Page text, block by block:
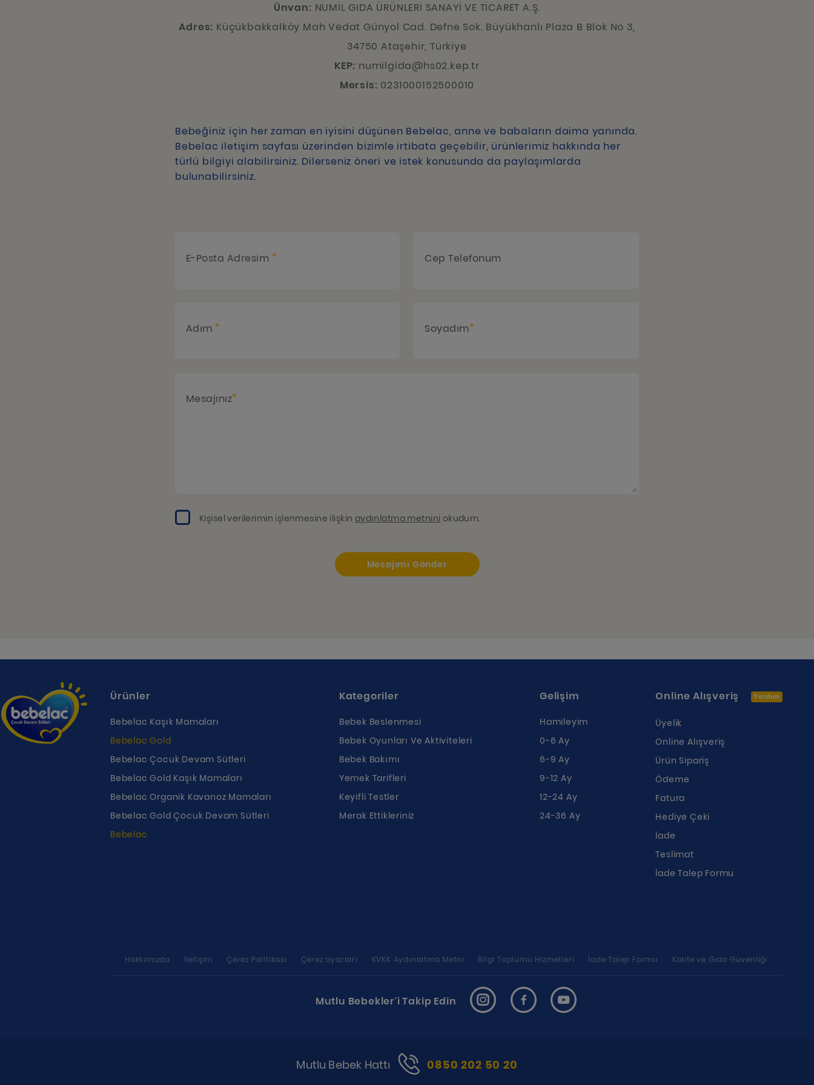
Ünvan: NUMİL GIDA ÜRÜNLERİ SANAYİ VE TİCARET A.Ş.
Adres: Küçükbakkalköy Mah Vedat Günyol Cad. Defne Sok. Büyükhanlı Plaza B Blok No 3,
34750 Ataşehir, Türkiye
KEP: numilgida@hs02.kep.tr
Mersis: 0231000152500010
Bebeğiniz için her zaman en iyisini düşünen Bebelac, anne ve babaların daima yanında.
Bebelac iletişim sayfası üzerinden bizimle irtibata geçebilir, ürünlerimiz hakkında her
türlü bilgiyi alabilirsiniz. Dilerseniz öneri ve istek konusunda da paylaşımlarda
bulunabilirsiniz.
E-Posta Adresim * Cep Telefonum
Adım * Soyadım*
Mesajınız*
Kişisel verilerimin işlenmesine ilişkin aydınlatma metnini okudum.
Mesajımı Gönder
Ürünler
Bebelac Kaşık Mamaları
Bebelac Gold
Bebelac Çocuk Devam Sütleri
Bebelac Gold Kaşık Mamaları
Bebelac Organik Kavanoz Mamaları
Bebelac Gold Çocuk Devam Sütleri
Bebelac
Kategoriler
Bebek Beslenmesi
Bebek Oyunları Ve Aktiviteleri
Bebek Bakımı
Yemek Tarifleri
Keyifli Testler
Merak Ettikleriniz
Gelişim
Hamileyim
0-6 Ay
6-9 Ay
9-12 Ay
12-24 Ay
24-36 Ay
Online Alışveriş Yardım
Üyelik
Online Alışveriş
Ürün Sipariş
Ödeme
Fatura
Hediye Çeki
İade
Teslimat
İade Talep Formu
Hakkımızda İletişim Çerez Politikası Çerez ayarları KVKK Aydınlatma Metni Bilgi Toplumu Hizmetleri İade Talep Formu Kalite ve Gıda Güvenliği
Mutlu Bebekler'i Takip Edin
Mutlu Bebek Hattı 0850 202 50 20